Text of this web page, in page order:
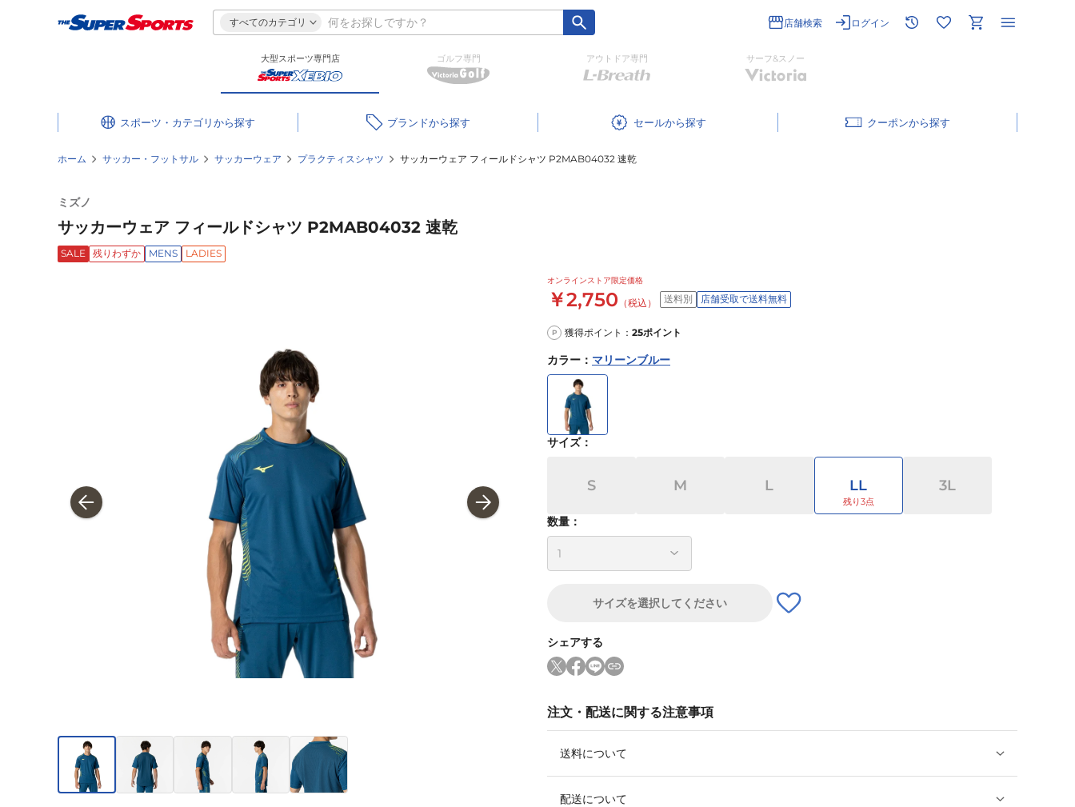
すべてのカテゴリ 店舗検索 ログイン
大型スポーツ専門店 ゴルフ専門 アウトドア専門 サーフ&スノー
スポーツ・カテゴリ ブランド セール クーポン
ホーム サッカー・フットサル サッカーウェア プラクティスシャツ サッカーウェア フィールドシャツ P2MAB04032 速乾
ミズノ
サッカーウェア フィールドシャツ P2MAB04032 速乾
SALE 残りわずか MENS LADIES
オンラインストア限定価格
￥2,750 （税込） 送料別 店舗受取で送料無料
P 獲得ポイント： 25ポイント
カラー ： マリーンブルー
サイズ：
S M L LL 3L
数量：
サイズを選択してください
シェアする
注文・配送に関する注意事項
送料について
配送について